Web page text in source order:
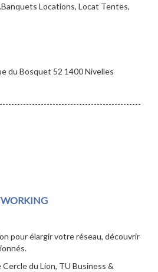
Locations, Locat Tentes,
du Bosquet 52 1400 Nivelles
pour élargir votre réseau, découvrir
du Lion, TU Business &